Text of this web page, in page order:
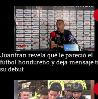
Juanfran revela qué le pareció el
fútbol hondureño y deja mensaje
su debut